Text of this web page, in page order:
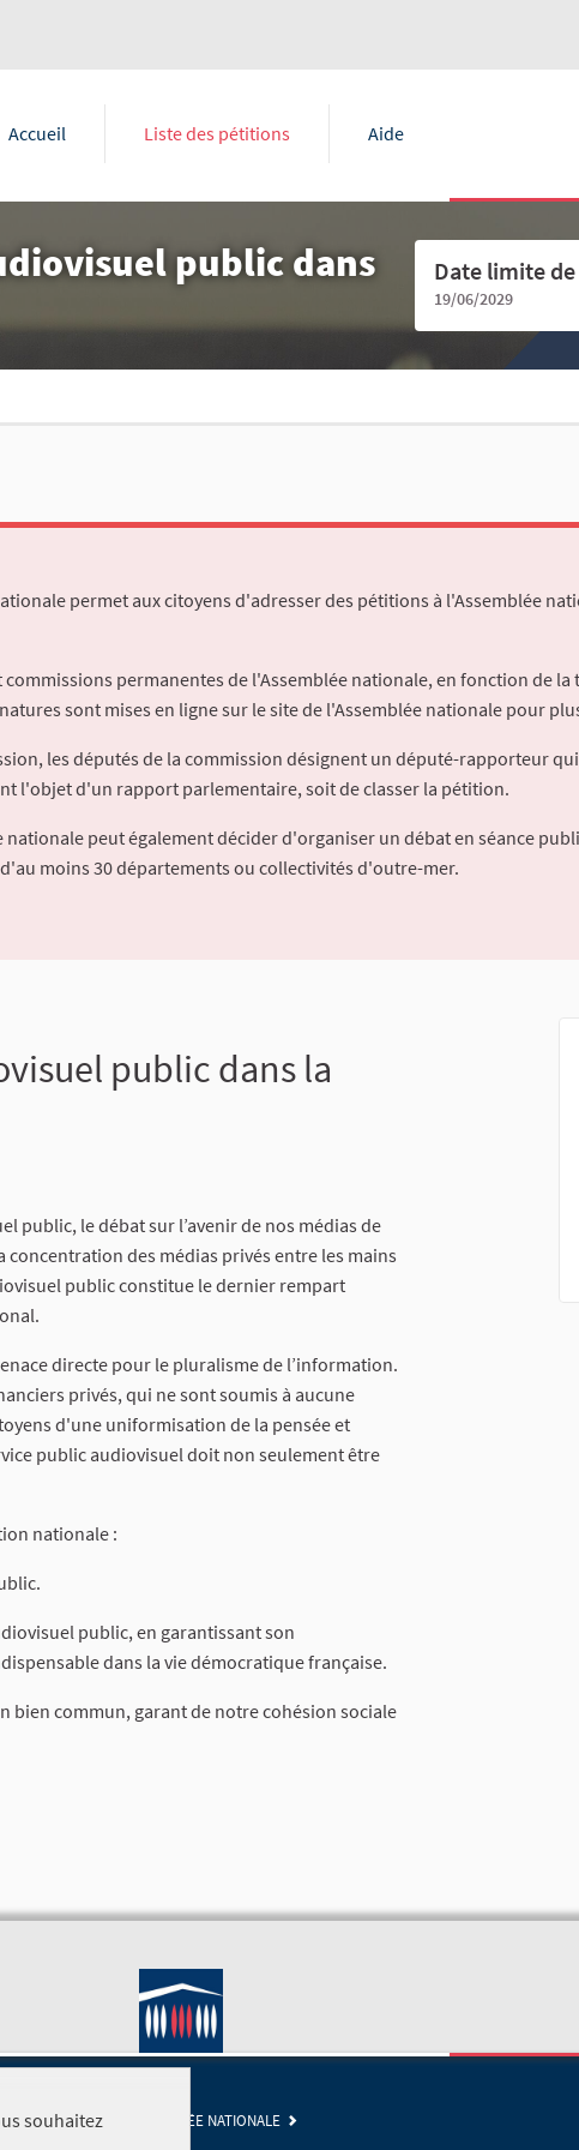
Accueil Liste des pétitions Aide
public dans
Date limite
19/06/2029
permet aux citoyens d'adresser des pétitions à l'Assemblée
permanentes de l'Assemblée nationale, en fonction de
sont mises en ligne sur le site de l'Assemblée nationale pour
les députés de la commission désignent un député-rapporteur
l'objet d'un rapport parlementaire, soit de classer la pétition.
nationale peut également décider d'organiser un débat en séance
moins 30 départements ou collectivités d'outre-mer.
public dans la
public, le débat sur l’avenir de nos médias de
des médias privés entre les mains
public constitue le dernier rempart
directe pour le pluralisme de l’information.
privés, qui ne sont soumis à aucune
d'une uniformisation de la pensée et
public audiovisuel doit non seulement être
nationale :
public, en garantissant son
dans la vie démocratique française.
bien commun, garant de notre cohésion sociale
SITE DE L'ASSEMBLÉE NATIONALE
souhaitez